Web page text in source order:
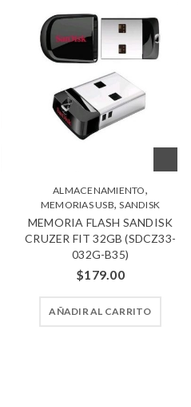
ALMACENAMIENTO,
MEMORIAS USB,SANDISK
MEMORIA FLASH SANDISK
CRUZER FIT 32GB (SDCZ33-
032G-B35)
$179.00
AÑADIR AL CARRITO